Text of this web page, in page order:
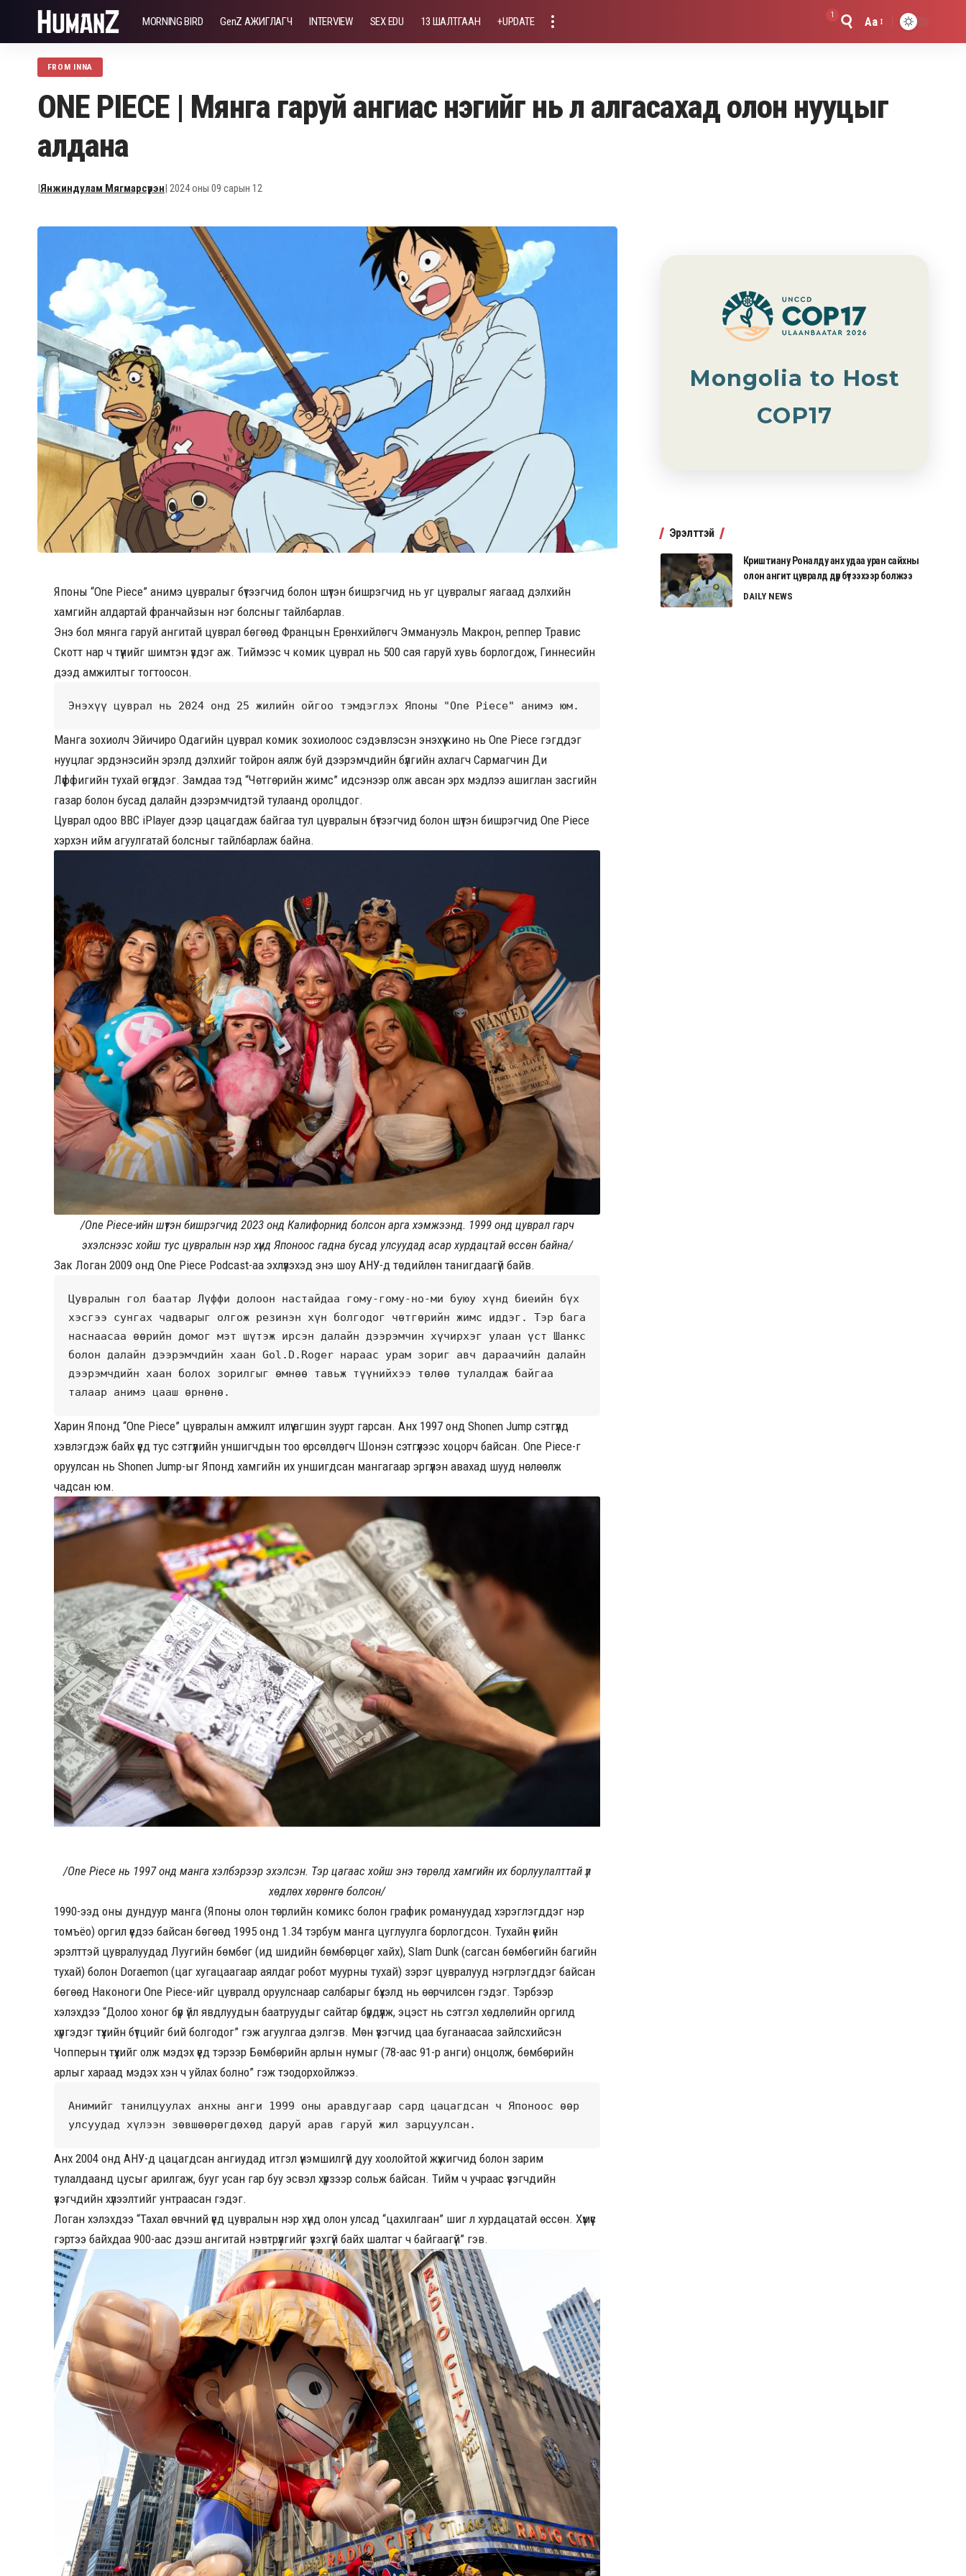
MORNING BIRD GenZ АЖИГЛАГЧ INTERVIEW SEX EDU 13 ШАЛТГААН +UPDATE
1
Font
Aa
FROM INNA
ONE PIECE | Мянга гаруй ангиас нэгийг нь л алгасахад олон нууцыг
алдана
|Янжиндулам Мягмарсүрэн| 2024 оны 09 сарын 12
Японы “One Piece” анимэ цувралыг бүтээгчид болон шүтэн бишрэгчид нь уг цувралыг яагаад дэлхийн
хамгийн алдартай франчайзын нэг болсныг тайлбарлав.
Энэ бол мянга гаруй ангитай цуврал бөгөөд Францын Ерөнхийлөгч Эммануэль Макрон, реппер Травис
Скотт нар ч түүнийг шимтэн үздэг аж. Тиймээс ч комик цуврал нь 500 сая гаруй хувь борлогдож, Гиннесийн
дээд амжилтыг тогтоосон.
Энэхүү цуврал нь 2024 онд 25 жилийн ойгоо тэмдэглэх Японы "One Piece" анимэ юм.
Манга зохиолч Эйичиро Одагийн цуврал комик зохиолоос сэдэвлэсэн энэхүү кино нь One Piece гэгддэг
нууцлаг эрдэнэсийн эрэлд дэлхийг тойрон аялж буй дээрэмчдийн бүлгийн ахлагч Сармагчин Ди
Лүффигийн тухай өгүүлдэг. Замдаа тэд “Чөтгөрийн жимс” идсэнээр олж авсан эрх мэдлээ ашиглан засгийн
газар болон бусад далайн дээрэмчидтэй тулаанд оролцдог.
Цуврал одоо BBC iPlayer дээр цацагдаж байгаа тул цувралын бүтээгчид болон шүтэн бишрэгчид One Piece
хэрхэн ийм агуулгатай болсныг тайлбарлаж байна.
/One Piece-ийн шүтэн бишрэгчид 2023 онд Калифорнид болсон арга хэмжээнд. 1999 онд цуврал гарч
эхэлснээс хойш тус цувралын нэр хүнд Японоос гадна бусад улсуудад асар хурдацтай өссөн байна/
Зак Логан 2009 онд One Piece Podcast-аа эхлүүлэхэд энэ шоу АНУ-д төдийлөн танигдаагүй байв.
Цувралын гол баатар Лүффи долоон настайдаа гому-гому-но-ми буюу хүнд биеийн бүх
хэсгээ сунгах чадварыг олгож резинэн хүн болгодог чөтгөрийн жимс иддэг. Тэр бага
наснаасаа өөрийн домог мэт шүтэж ирсэн далайн дээрэмчин хүчирхэг улаан үст Шанкс
болон далайн дээрэмчдийн хаан Gol.D.Roger нараас урам зориг авч дараачийн далайн
дээрэмчдийн хаан болох зорилгыг өмнөө тавьж түүнийхээ төлөө тулалдаж байгаа
талаар анимэ цааш өрнөнө.
Харин Японд “One Piece” цувралын амжилт илүү агшин зуурт гарсан. Анх 1997 онд Shonen Jump сэтгүүлд
хэвлэгдэж байх үед тус сэтгүүлийн уншигчдын тоо өрсөлдөгч Шонэн сэтгүүлээс хоцорч байсан. One Piece-г
оруулсан нь Shonen Jump-ыг Японд хамгийн их уншигдсан мангагаар эргүүлэн авахад шууд нөлөөлж
чадсан юм.
/One Piece нь 1997 онд манга хэлбэрээр эхэлсэн. Тэр цагаас хойш энэ төрөлд хамгийн их борлуулалттай үл
хөдлөх хөрөнгө болсон/
1990-ээд оны дундуур манга (Японы олон төрлийн комикс болон график романуудад хэрэглэгддэг нэр
томъёо) оргил үедээ байсан бөгөөд 1995 онд 1.34 тэрбум манга цуглуулга борлогдсон. Тухайн үеийн
эрэлттэй цувралуудад Луугийн бөмбөг (ид шидийн бөмбөрцөг хайх), Slam Dunk (сагсан бөмбөгийн багийн
тухай) болон Doraemon (цаг хугацаагаар аялдаг робот муурны тухай) зэрэг цувралууд нэгрлэгддэг байсан
бөгөөд Наконоги One Piece-ийг цувралд оруулснаар салбарыг бүхэлд нь өөрчилсөн гэдэг. Тэрбээр
хэлэхдээ “Долоо хоног бүр үйл явдлуудын баатруудыг сайтар бүрдүүлж, эцэст нь сэтгэл хөдлөлийн оргилд
хүргэдэг түүхийн бүтцийг бий болгодог” гэж агуулгаа дэлгэв. Мөн үзэгчид цаа буганаасаа зайлсхийсэн
Чопперын түүхийг олж мэдэх үед тэрээр Бөмбөрийн арлын нумыг (78-аас 91-р анги) онцолж, бөмбөрийн
арлыг хараад мэдэх хэн ч уйлах болно” гэж тэодорхойлжээ.
Анимийг танилцуулах анхны анги 1999 оны аравдугаар сард цацагдсан ч Японоос өөр
улсуудад хүлээн зөвшөөрөгдөхөд даруй арав гаруй жил зарцуулсан.
Анх 2004 онд АНУ-д цацагдсан ангиудад итгэл үнэмшилгүй дуу хоолойтой жүжигчид болон зарим
тулалдаанд цусыг арилгаж, бууг усан гар буу эсвэл хүрзээр сольж байсан. Тийм ч учраас үзэгчдийн
үзэгчдийн хүлээлтийг унтраасан гэдэг.
Логан хэлэхдээ “Тахал өвчний үед цувралын нэр хүнд олон улсад “цахилгаан” шиг л хурдацатай өссөн. Хүмүүс
гэртээ байхдаа 900-аас дээш ангитай нэвтрүүлгийг үзэхгүй байх шалтаг ч байгаагүй” гэв.
Mongolia to Host
COP17
Эрэлттэй
Криштиану Роналду анх удаа уран сайхны
олон ангит цувралд дүр бүтээхээр болжээ
DAILY NEWS